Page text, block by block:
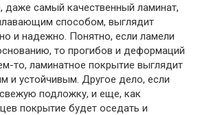
даже самый качественный ламинат,
способом, выглядит
и надежно. Понятно, если ламели
то прогибов и деформаций
то, ламинатное покрытие выглядит
и устойчивым. Другое дело, если
подложку, и еще, как
покрытие будет оседать и